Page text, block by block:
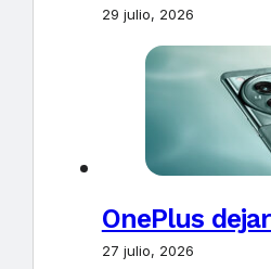
29 julio, 2026
OnePlus
27 julio, 2026